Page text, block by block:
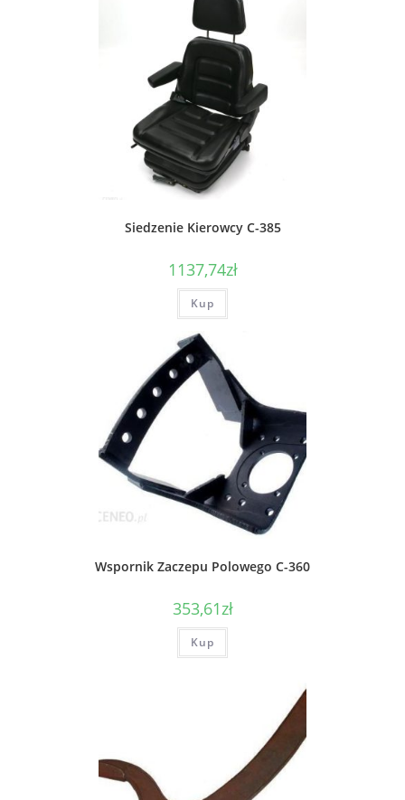
Siedzenie Kierowcy C-385
1137,74zł
Kup
Wspornik Zaczepu Polowego C-360
353,61zł
Kup